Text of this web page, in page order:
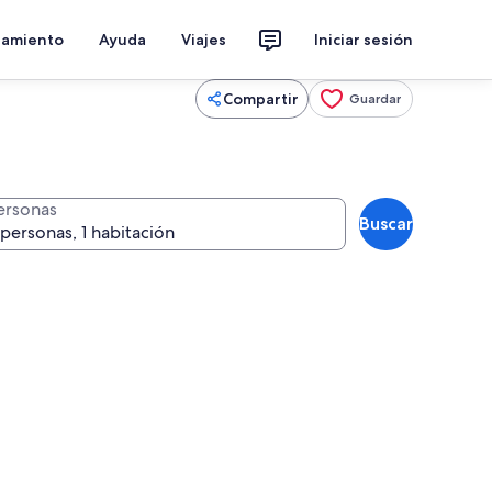
Ayuda Viajes Iniciar sesión
Compartir Guardar
Buscar